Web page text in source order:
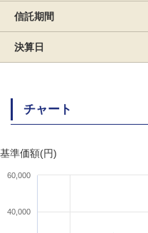
信託期間
決算日
チャート
基準価額(円)
40,000
60,000